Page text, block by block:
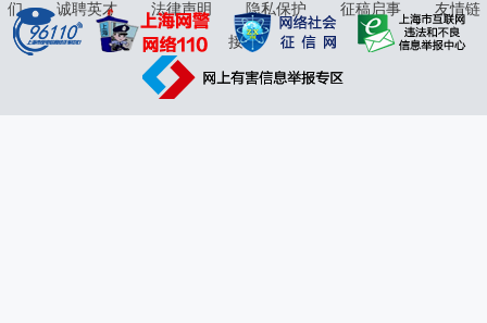
们
诚聘英才 法律声明 隐私保护 征稿启事
友情链
接